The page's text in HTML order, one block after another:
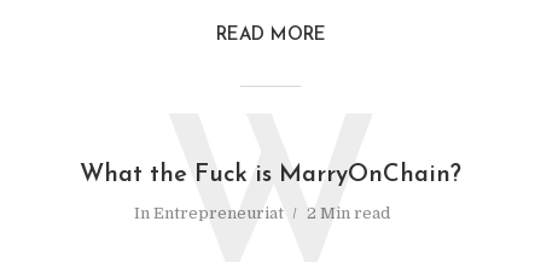
READ MORE
What the Fuck is MarryOnChain?
In Entrepreneuriat 2 Min read
W